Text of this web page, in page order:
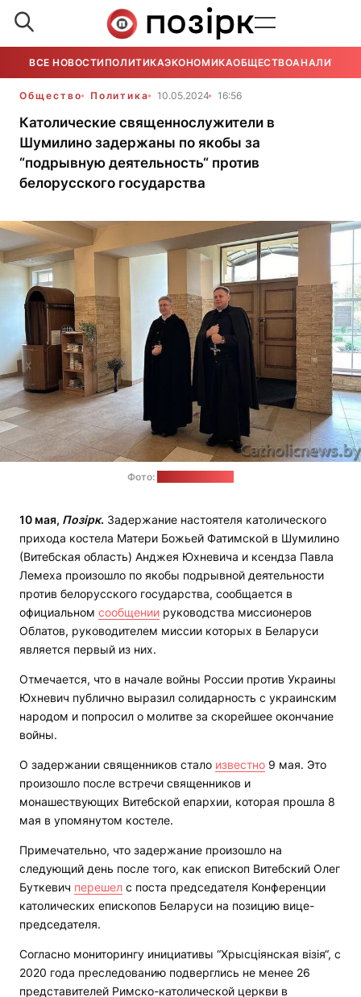
ВСЕ НОВОСТИ ПОЛИТИКАЭКОНОМИКАОБЩЕСТВОАНАЛИТИКА
Общество Политика 10.05.2024 16:56
Католические священнослужители в
Шумилино задержаны по якобы за
“подрывную деятельность“ против
белорусского государства
Фото:
10 мая, Позірк. Задержание настоятеля католического
прихода костела Матери Божьей Фатимской в Шумилино
(Витебская область) Анджея Юхневича и ксендза Павла
Лемеха произошло по якобы подрывной деятельности
против белорусского государства, сообщается в
официальном сообщении руководства миссионеров
Облатов, руководителем миссии которых в Беларуси
является первый из них.
Отмечается, что в начале войны России против Украины
Юхневич публично выразил солидарность с украинским
народом и попросил о молитве за скорейшее окончание
войны.
О задержании священников стало известно 9 мая. Это
произошло после встречи священников и
монашествующих Витебской епархии, которая прошла 8
мая в упомянутом костеле.
Примечательно, что задержание произошло на
следующий день после того, как епископ Витебский Олег
Буткевич перешел с поста председателя Конференции
католических епископов Беларуси на позицию вице-
председателя.
Согласно мониторингу инициативы “Хрысціянская візія“, с
2020 года преследованию подверглись не менее 26
представителей Римско-католической церкви в